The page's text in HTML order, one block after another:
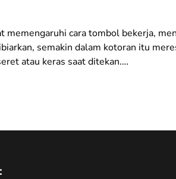
cara tombol bekerja,
semakin dalam kotoran itu
atau keras saat ditekan.…